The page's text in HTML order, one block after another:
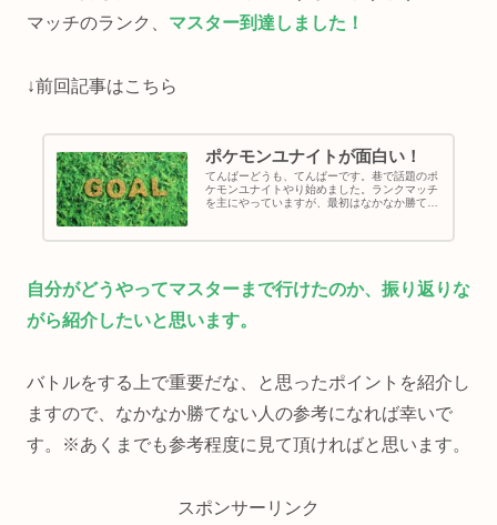
マッチのランク、 マスター到達しました！
↓前回記事はこちら
ポケモンユナイトが面白い！
てんぱーどうも、てんぱーです。巷で話題のポ
ケモンユナイトやり始めました。ランクマッチ
を主にやっていますが、最初はなかなか勝てま
す。楽しめるゲームがリリースさ...
自分がどうやってマスターまで行けたのか、振り返りな
がら紹介したいと思います。
バトルをする上で重要だな、と思ったポイントを紹介し
ますので、なかなか勝てない人の参考になれば幸いで
す。※あくまでも参考程度に見て頂ければと思います。
スポンサーリンク